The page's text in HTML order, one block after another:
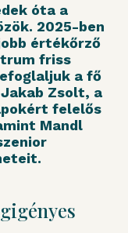
óta a
2025-ben
értékőrző
friss
a fő
Zsolt, a
felelős
Mandl